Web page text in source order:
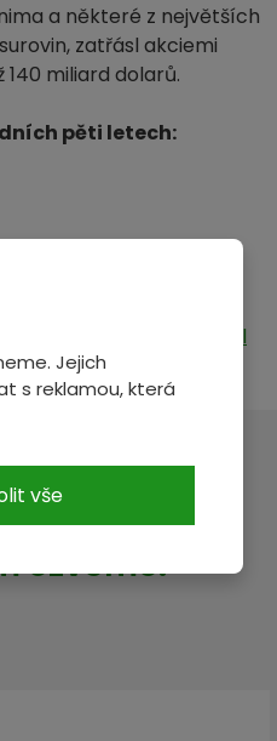
a některé z největších
zatřásl akciemi
miliard dolarů.
pěti letech:
kovech-a-po-rope.html
ozveme.
Jejich
s reklamou, která
vše